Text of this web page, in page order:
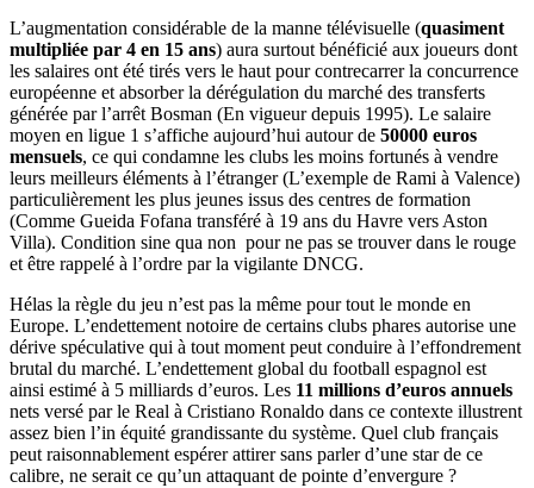
L’augmentation considérable de la manne télévisuelle (quasiment
multipliée par 4 en 15 ans) aura surtout bénéficié aux joueurs dont
les salaires ont été tirés vers le haut pour contrecarrer la concurrence
européenne et absorber la dérégulation du marché des transferts
générée par l’arrêt Bosman (En vigueur depuis 1995). Le salaire
moyen en ligue 1 s’affiche aujourd’hui autour de 50000 euros
mensuels, ce qui condamne les clubs les moins fortunés à vendre
leurs meilleurs éléments à l’étranger (L’exemple de Rami à Valence)
particulièrement les plus jeunes issus des centres de formation
(Comme Gueida Fofana transféré à 19 ans du Havre vers Aston
Villa). Condition sine qua non pour ne pas se trouver dans le rouge
et être rappelé à l’ordre par la vigilante DNCG.
Hélas la règle du jeu n’est pas la même pour tout le monde en
Europe. L’endettement notoire de certains clubs phares autorise une
dérive spéculative qui à tout moment peut conduire à l’effondrement
brutal du marché. L’endettement global du football espagnol est
ainsi estimé à 5 milliards d’euros. Les 11 millions d’euros annuels
nets versé par le Real à Cristiano Ronaldo dans ce contexte illustrent
assez bien l’in équité grandissante du système. Quel club français
peut raisonnablement espérer attirer sans parler d’une star de ce
calibre, ne serait ce qu’un attaquant de pointe d’envergure ?